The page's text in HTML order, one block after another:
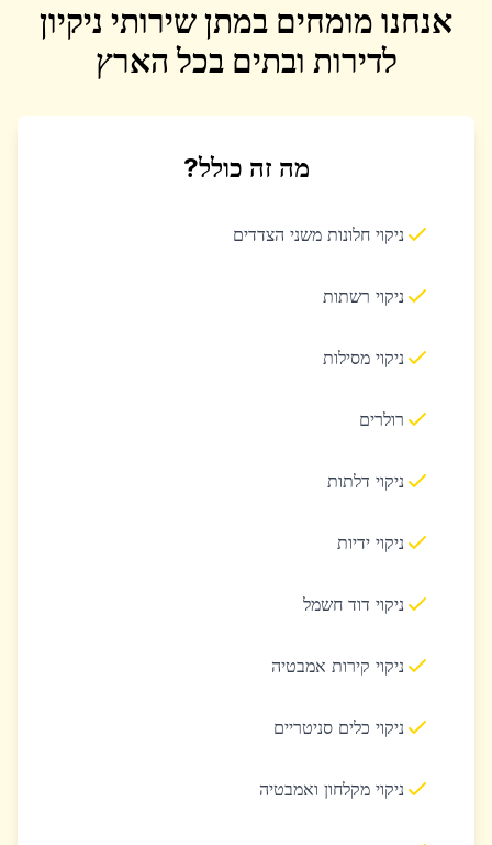
אנחנו מומחים במתן שירותי ניקיון
לדירות ובתים בכל הארץ
מה זה כולל?
ניקוי חלונות משני הצדדים
ניקוי רשתות
ניקוי מסילות
רולרים
ניקוי דלתות
ניקוי ידיות
ניקוי דוד חשמל
ניקוי קירות אמבטיה
ניקוי כלים סניטריים
ניקוי מקלחון ואמבטיה